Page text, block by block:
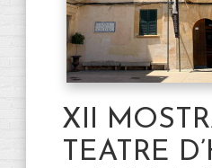
XII
TEATRE